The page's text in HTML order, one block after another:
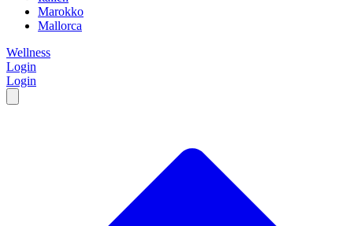
Marokko
Mallorca
Wellness
Login
Login